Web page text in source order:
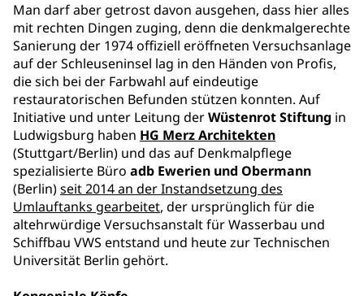
Man darf aber getrost davon ausgehen, dass hier alles
mit rechten Dingen zuging, denn die denkmalgerechte
Sanierung der 1974 offiziell eröffneten Versuchsanlage
auf der Schleuseninsel lag in den Händen von Profis,
die sich bei der Farbwahl auf eindeutige
restauratorischen Befunden stützen konnten. Auf
Initiative und unter Leitung derWüstenrot Stiftung in
Ludwigsburg haben HG Merz Architekten
(Stuttgart/Berlin) und das auf Denkmalpflege
spezialisierte Büro adb Ewerien und Obermann
(Berlin)seit 2014 an der Instandsetzung des
Umlauftanks gearbeitet, der ursprünglich für die
altehrwürdige Versuchsanstalt für Wasserbau und
Schiffbau VWS entstand und heute zur Technischen
Universität Berlin gehört.